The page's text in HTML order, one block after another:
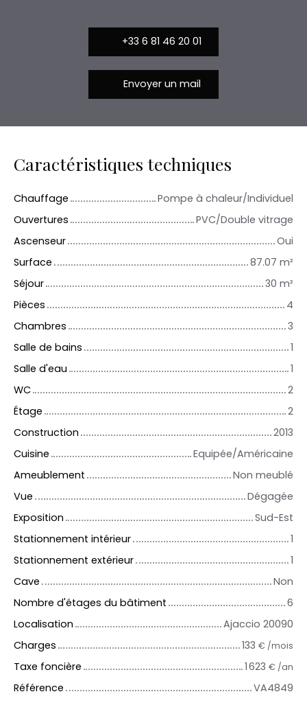
+33 6 81 46 20 01
Envoyer un mail
Caractéristiques techniques
Chauffage
Pompe à chaleur/Individuel
Ouvertures
PVC/Double vitrage
Ascenseur
Oui
Surface
87.07 m²
Séjour
30 m²
Pièces
4
Chambres
3
Salle de bains
1
Salle d'eau
1
WC
2
Étage
2
Construction
2013
Cuisine
Equipée/Américaine
Ameublement
Non meublé
Vue
Dégagée
Exposition
Sud-Est
Stationnement intérieur
1
Stationnement extérieur
1
Cave
Non
Nombre d'étages du bâtiment
6
Localisation
Ajaccio 20090
Charges
133 € /mois
Taxe foncière 1 623 € /an
Référence VA4849